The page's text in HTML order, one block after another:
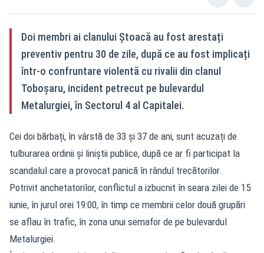
Doi membri ai clanului Ștoacă au fost arestați
preventiv pentru 30 de zile, după ce au fost implicați
într-o confruntare violentă cu rivalii din clanul
Toboșaru, incident petrecut pe bulevardul
Metalurgiei, în Sectorul 4 al Capitalei.
Cei doi bărbați, în vârstă de 33 și 37 de ani, sunt acuzați de
tulburarea ordinii și liniștii publice, după ce ar fi participat la
scandalul care a provocat panică în rândul trecătorilor.
Potrivit anchetatorilor, conflictul a izbucnit în seara zilei de 15
iunie, în jurul orei 19:00, în timp ce membrii celor două grupări
se aflau în trafic, în zona unui semafor de pe bulevardul
Metalurgiei.